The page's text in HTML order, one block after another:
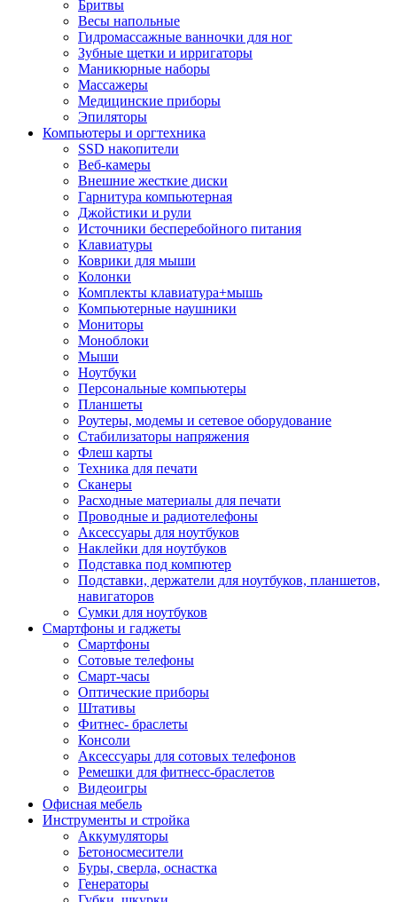
Бритвы
Весы напольные
Гидромассажные ванночки для ног
Зубные щетки и ирригаторы
Маникюрные наборы
Массажеры
Медицинские приборы
Эпиляторы
Компьютеры и оргтехника
SSD накопители
Веб-камеры
Внешние жесткие диски
Гарнитура компьютерная
Джойстики и рули
Источники бесперебойного питания
Клавиатуры
Коврики для мыши
Колонки
Комплекты клавиатура+мышь
Компьютерные наушники
Мониторы
Моноблоки
Мыши
Ноутбуки
Персональные компьютеры
Планшеты
Роутеры, модемы и сетевое оборудование
Стабилизаторы напряжения
Флеш карты
Техника для печати
Сканеры
Расходные материалы для печати
Проводные и радиотелефоны
Аксессуары для ноутбуков
Наклейки для ноутбуков
Подставка под компютер
Подставки, держатели для ноутбуков, планшетов,
навигаторов
Сумки для ноутбуков
Смартфоны и гаджеты
Смартфоны
Сотовые телефоны
Смарт-часы
Оптические приборы
Штативы
Фитнес- браслеты
Консоли
Аксессуары для сотовых телефонов
Ремешки для фитнесс-браслетов
Видеоигры
Офисная мебель
Инструменты и стройка
Аккумуляторы
Бетоносмесители
Буры, сверла, оснастка
Генераторы